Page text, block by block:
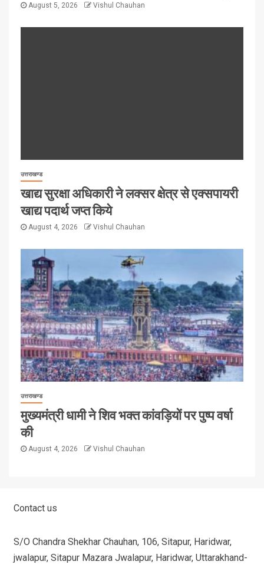
August 5, 2026 Vishul Chauhan
उत्तराखण्ड
खाद्य सुरक्षा अधिकारी ने लक्सर क्षेत्र से एक्सपायरी
खाद्य पदार्थ जप्त किये
August 4, 2026 Vishul Chauhan
उत्तराखण्ड
मुख्यमंत्री धामी ने शिव भक्त कांवड़ियों पर पुष्प वर्षा
की
August 4, 2026 Vishul Chauhan
Contact us
S/O Chandra Shekhar Chauhan, 106, Sitapur, Haridwar,
jwalapur, Sitapur Mazara Jwalapur, Haridwar, Uttarakhand-